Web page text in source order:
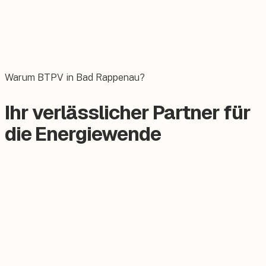
Warum BTPV in Bad Rappenau?
Ihr verlässlicher Partner für
die Energiewende